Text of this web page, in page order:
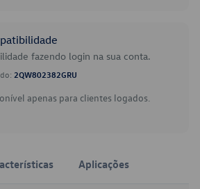
fazendo login na sua conta.
2QW802382GRU
apenas para clientes logados.
Aplicações